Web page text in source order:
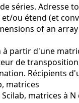
séries. Adresse
ou étend (et
of an array
partir d'une
de
Récipients
matrices
matrices à N